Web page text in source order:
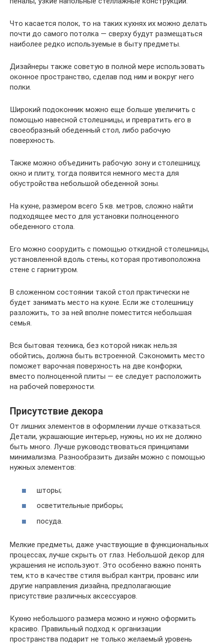
Что касается полок, то на таких кухнях их можно делать
почти до самого потолка — сверху будут размещаться
наиболее редко используемые в быту предметы.
Дизайнеры также советую в полной мере использовать
оконное пространство, сделав под ним и вокруг него
полки.
Широкий подоконник можно еще больше увеличить с
помощью навесной столешницы, и превратить его в
своеобразный обеденный стол, либо рабочую
поверхность.
Также можно объединить рабочую зону и столешницу,
окно и плиту, тогда появится немного места для
обустройства небольшой обеденной зоны.
На кухне, размером всего 5 кв. метров, сложно найти
подходящее место для установки полноценного
обеденного стола.
Его можно соорудить с помощью откидной столешницы,
установленной вдоль стены, которая противоположна
стене с гарнитуром.
В сложенном состоянии такой стол практически не
будет занимать место на кухне. Если же столешницу
разложить, то за ней вполне поместится небольшая
семья.
Вся бытовая техника, без которой никак нельзя
обойтись, должна быть встроенной. Сэкономить место
поможет варочная поверхность на две конфорки,
вместо полноценной плиты — ее следует расположить
на рабочей поверхности.
Присутствие декора
От лишних элементов в оформлении лучше отказаться.
Детали, украшающие интерьер, нужны, но их не должно
быть много. Лучше руководствоваться принципами
минимализма. Разнообразить дизайн можно с помощью
нужных элементов:
шторы;
осветительные приборы;
посуда.
Мелкие предметы, даже участвующие в функциональных
процессах, лучше скрыть от глаз. Небольшой декор для
украшения не используют. Это особенно важно понять
тем, кто в качестве стиля выбрал кантри, прованс или
другие направления дизайна, предполагающие
присутствие различных аксессуаров.
Кухню небольшого размера можно и нужно оформить
красиво. Правильный подход к организации
пространства подарит не только желаемый уровень